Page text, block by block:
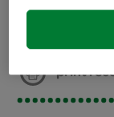
deel op
print